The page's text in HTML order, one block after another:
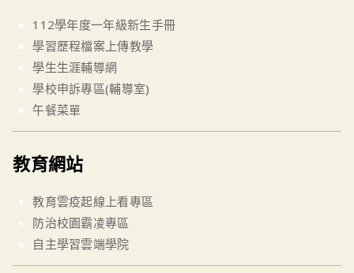
112學年度一年級新生手冊
學習歷程檔案上傳教學
學生生涯輔導網
學校申訴專區(輔導室)
午餐菜單
教育網站
教育雲疫起線上看專區
防治校園霸凌專區
自主學習雲端學院